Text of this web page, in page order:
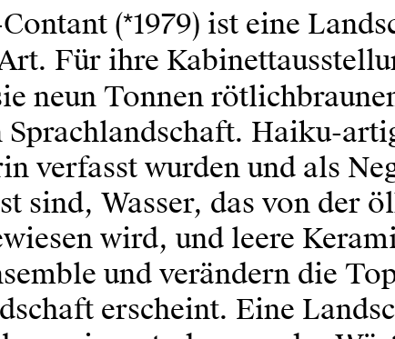
(*1979) ist eine
Für ihre
neun Tonnen
Sprachlandschaft. Haiku-
verfasst wurden und als
sind, Wasser, das von der
wird, und leere
und verändern die
erscheint. Eine